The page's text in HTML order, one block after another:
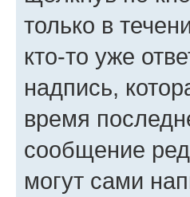
только в
кто-то уже
надпись,
время
сообщение
могут сами